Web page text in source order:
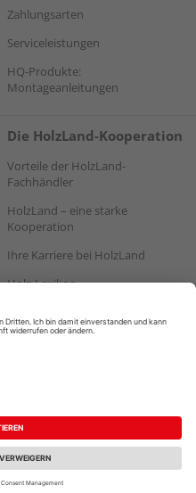
Zahlungsarten
Serviceleistungen
HQ-Produkte:
Montageanleitungen
Die HolzLand-Kooperation
Vorteile der HolzLand-
Fachhändler
HolzLand – eine starke
Kooperation
Ihre Karriere bei HolzLand
Holz-Lexikon
Nutzungsbedingungen
Vertrag widerrufen